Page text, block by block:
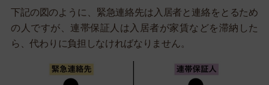
下記の図のように、緊急連絡先は入居者と連絡をとるため
の人ですが、連帯保証人は入居者が家賃などを滞納した
ら、代わりに負担しなければなりません。